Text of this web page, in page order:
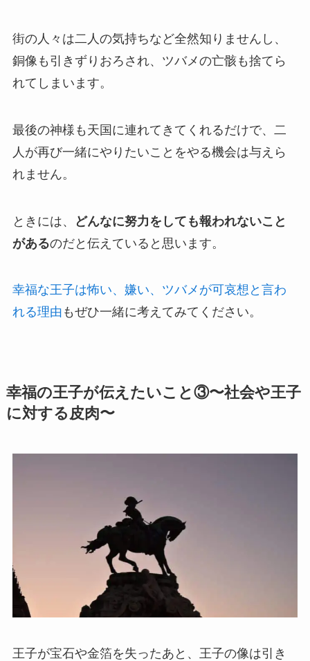
街の人々は二人の気持ちなど全然知りませんし、
銅像も引きずりおろされ、ツバメの亡骸も捨てら
れてしまいます。
最後の神様も天国に連れてきてくれるだけで、二
人が再び一緒にやりたいことをやる機会は与えら
れません。
ときには、
どんなに努力をしても報われないこと
があるのだと伝えていると思います。
幸福な王子は怖い、嫌い、ツバメが可哀想と言わ
れる理由 もぜひ一緒に考えてみてください。
幸福の王子が伝えたいこと③〜社会や王子
に対する皮肉〜
王子が宝石や金箔を失ったあと、王子の像は引き